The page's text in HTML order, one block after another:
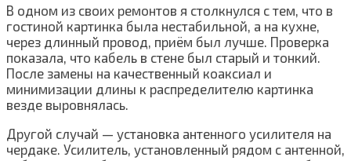
В одном из своих ремонтов я столкнулся с тем, что в
гостиной картинка была нестабильной, а на кухне,
через длинный провод, приём был лучше. Проверка
показала, что кабель в стене был старый и тонкий.
После замены на качественный коаксиал и
минимизации длины к распределителю картинка
везде выровнялась.
Другой случай — установка антенного усилителя на
чердаке. Усилитель, установленный рядом с антенной,